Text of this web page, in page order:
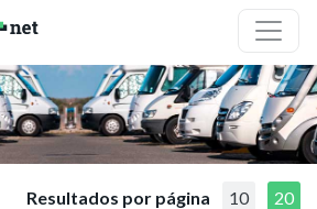
Resultados por página 10 20